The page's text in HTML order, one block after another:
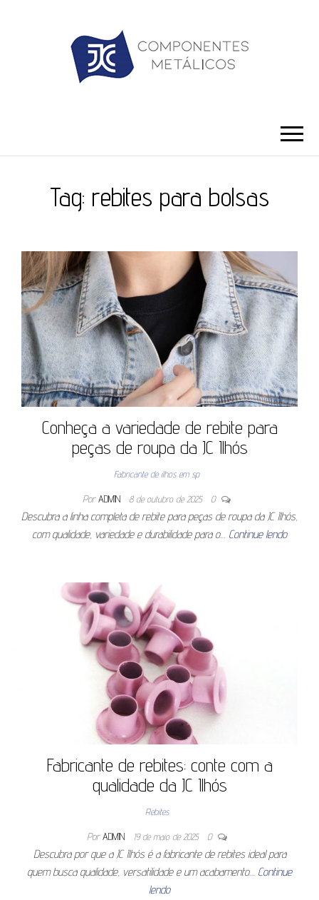
Tag: rebites para bolsas
Conheça a variedade de rebite para
peças de roupa da JC Ilhós
Fabricante de ilhos em sp
Por ADMIN 8 de outubro de 2025 0
Descubra a linha completa de rebite para peças de roupa da JC Ilhós,
com qualidade, variedade e durabilidade para o… Continue lendo
Fabricante de rebites: conte com a
qualidade da JC Ilhós
Rebites
Por ADMIN 19 de maio de 2025 0
Descubra por que a JC Ilhós é a fabricante de rebites ideal para
quem busca qualidade, versatilidade e um acabamento… Continue
lendo